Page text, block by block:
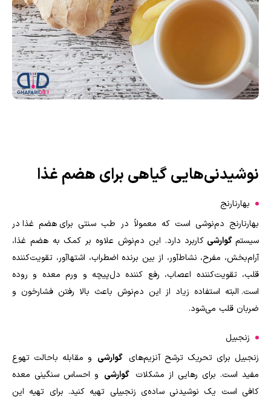
نوشیدنی‌هایی گیاهی برای هضم غذا
بهارنارنج
بهارنارنج دم‌نوشی است که معمولاً در طب سنتی برای هضم غذا در
سیستم گوارشی کاربرد دارد. این دم‌نوش علاوه بر کمک به هضم غذا،
آرام‌بخش، مفرح، نشاط‌آور، از بین برنده اضطراب، اشتهاآور، تقویت‌کننده
قلب، تقویت‌کننده اعصاب، رفع کننده دل‌پیچه و ورم معده و روده
است. البته استفاده زیاد از این دم‌نوش باعث بالا رفتن فشارخون و
ضربان قلب می‌شود.
زنجبیل
زنجبیل برای تحریک ترشح آنزیم‌های گوارشی و مقابله باحالت تهوع
مفید است. برای رهایی از مشکلات گوارشی و احساس سنگینی معده
کافی است یک نوشیدنی ساده‌ی زنجبیلی تهیه کنید. برای تهیه این